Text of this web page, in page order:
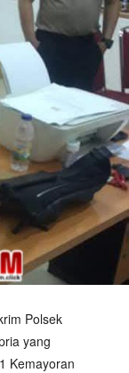
Polsek
yang
Kemayoran